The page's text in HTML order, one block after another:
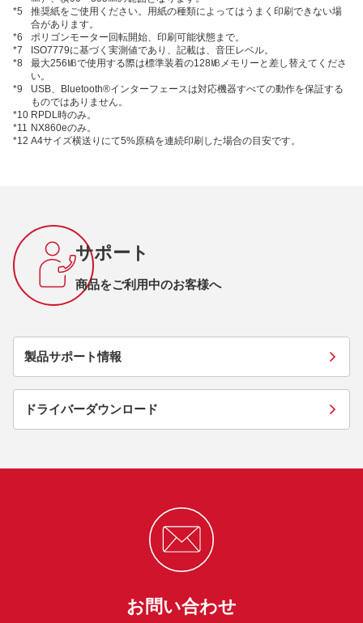
*5
推奨紙をご使用ください。用紙の種類によってはうまく印刷できない場
合があります。
*6
ポリゴンモーター回転開始、印刷可能状態まで。
*7
ISO7779に基づく実測値であり、記載は、音圧レベル。
*8
最大256㎆で使用する際は標準装着の128㎆メモリーと差し替えてくださ
い。
*9
USB、Bluetooth®インターフェースは対応機器すべての動作を保証する
ものではありません。
*10 RPDL時のみ。
*11 NX860eのみ。
*12 A4サイズ横送りにて5%原稿を連続印刷した場合の目安です。
サポート
商品をご利用中のお客様へ
製品サポート情報
ドライバーダウンロード
お問い合わせ